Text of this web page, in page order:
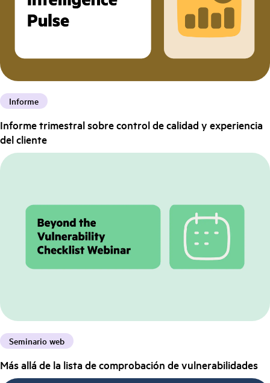
Informe
Informe trimestral sobre control de calidad y experiencia
del cliente
Seminario web
Más allá de la lista de comprobación de vulnerabilidades